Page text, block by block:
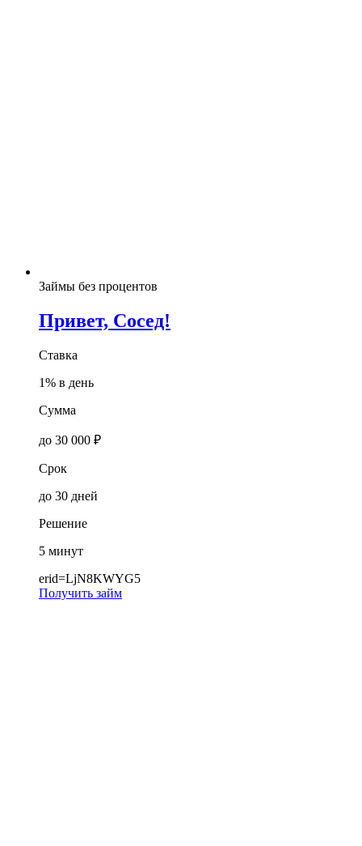
Займы без процентов
Привет, Сосед!
Ставка
1% в день
Сумма
до 30 000 ₽
Срок
до 30 дней
Решение
5 минут
erid=LjN8KWYG5
Получить займ